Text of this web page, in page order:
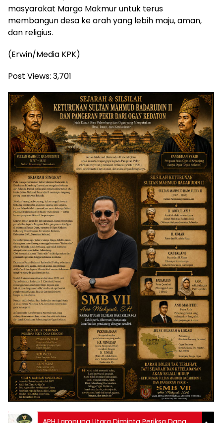
masyarakat Margo Makmur untuk terus
membangun desa ke arah yang lebih maju, aman,
dan religius.
(Erwin/Media KPK)
Post Views: 3,701